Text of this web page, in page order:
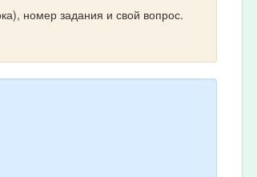
номер задания и свой вопрос.